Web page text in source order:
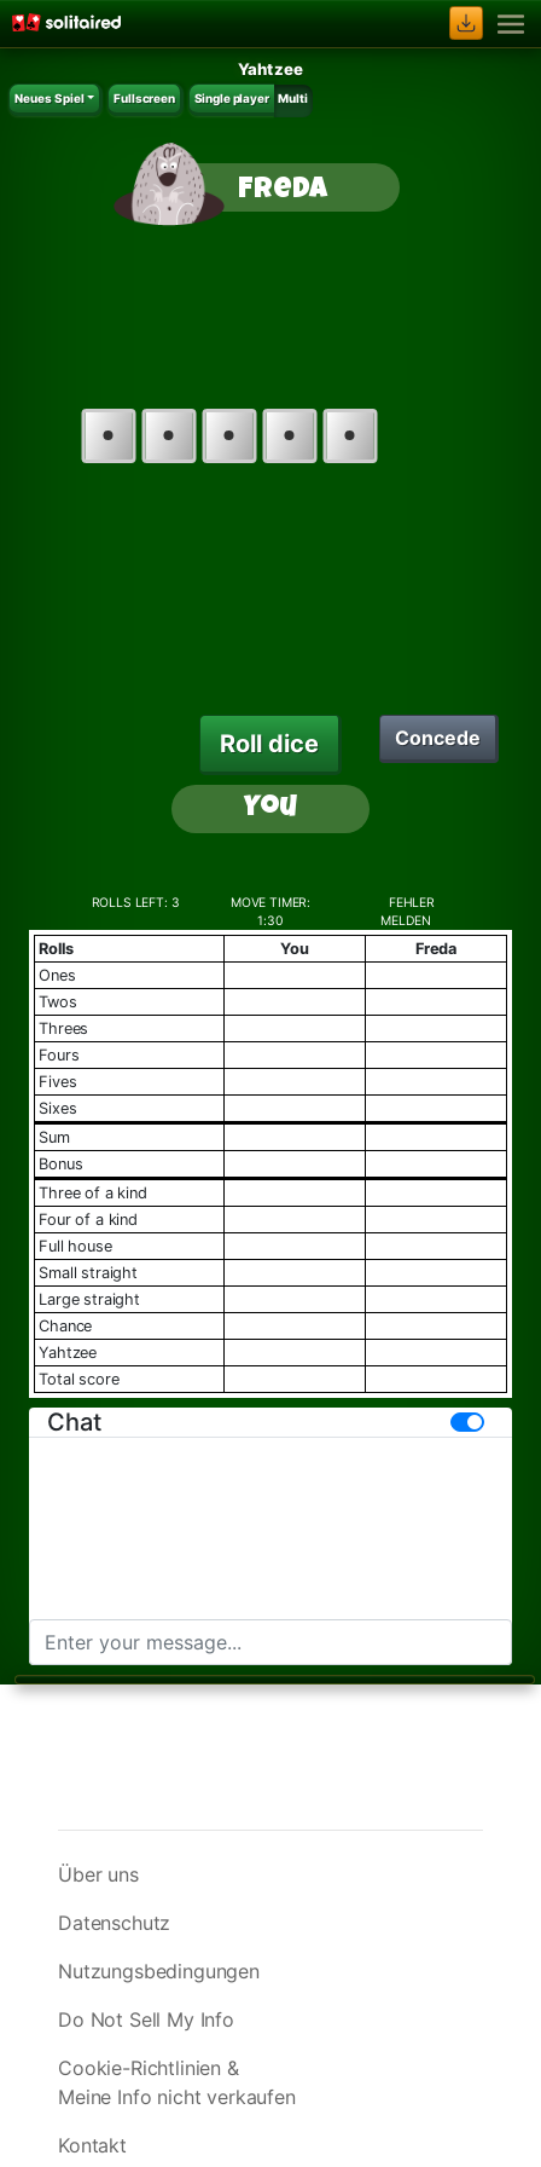
Yahtzee
Neues Spiel Fullscreen Single player Multi
Freda
Roll dice Concede
You
ROLLS LEFT: 3
MOVE TIMER:
1:30
FEHLER
MELDEN
Rolls You
Freda
ones
twos
threes
fours
fives
sixes
sum
bonus
three of a kind
four of a kind
full house
small straight
large straight
chance
yahtzee
total score
Chat
Über uns
Datenschutz
Nutzungsbedingungen
Do Not Sell My Info
Cookie-Richtlinien &
Meine Info nicht verkaufen
Kontakt